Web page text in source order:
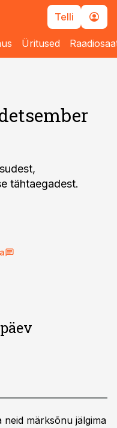
Telli
Üritused
tähtaegadest.
neid märksõnu jälgima